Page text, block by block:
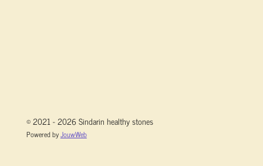
© 2021 - 2026 Sindarin healthy stones
Powered byJouwWeb